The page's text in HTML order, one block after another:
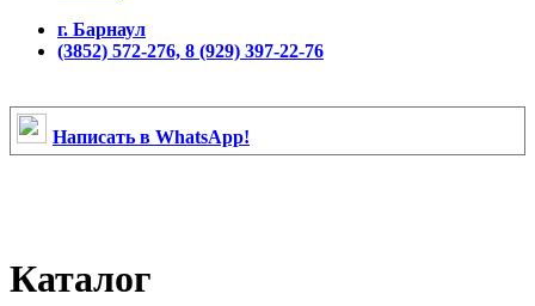
г. Барнаул
(3852) 572-276, 8 (929) 397-22-76
Написать в WhatsApp!
Каталог